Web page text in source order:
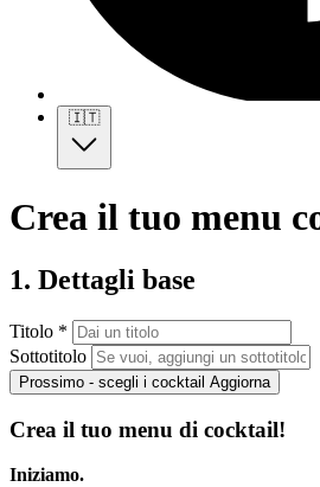
🇮🇹
Crea il tuo menu
1. Dettagli base
Titolo *
Sottotitolo
Prossimo - scegli i cocktail Aggiorna
Crea il tuo menu di cocktail!
Iniziamo.